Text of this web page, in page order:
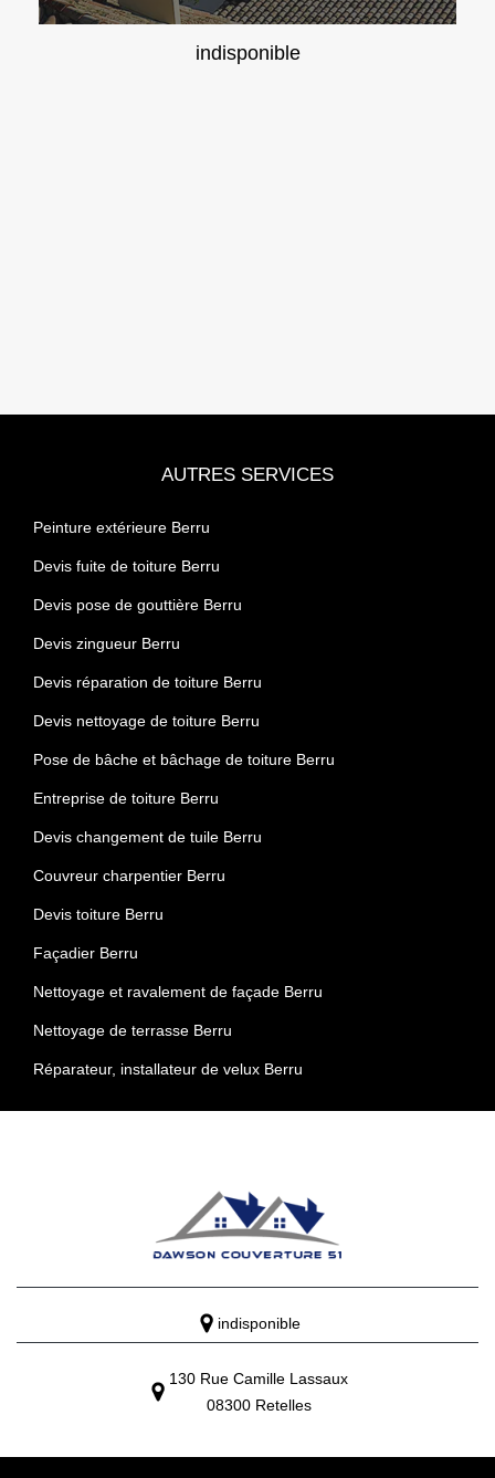
indisponible
AUTRES SERVICES
Peinture extérieure Berru
Devis fuite de toiture Berru
Devis pose de gouttière Berru
Devis zingueur Berru
Devis réparation de toiture Berru
Devis nettoyage de toiture Berru
Pose de bâche et bâchage de toiture Berru
Entreprise de toiture Berru
Devis changement de tuile Berru
Couvreur charpentier Berru
Devis toiture Berru
Façadier Berru
Nettoyage et ravalement de façade Berru
Nettoyage de terrasse Berru
Réparateur, installateur de velux Berru
indisponible
130 Rue Camille Lassaux
08300 Retelles